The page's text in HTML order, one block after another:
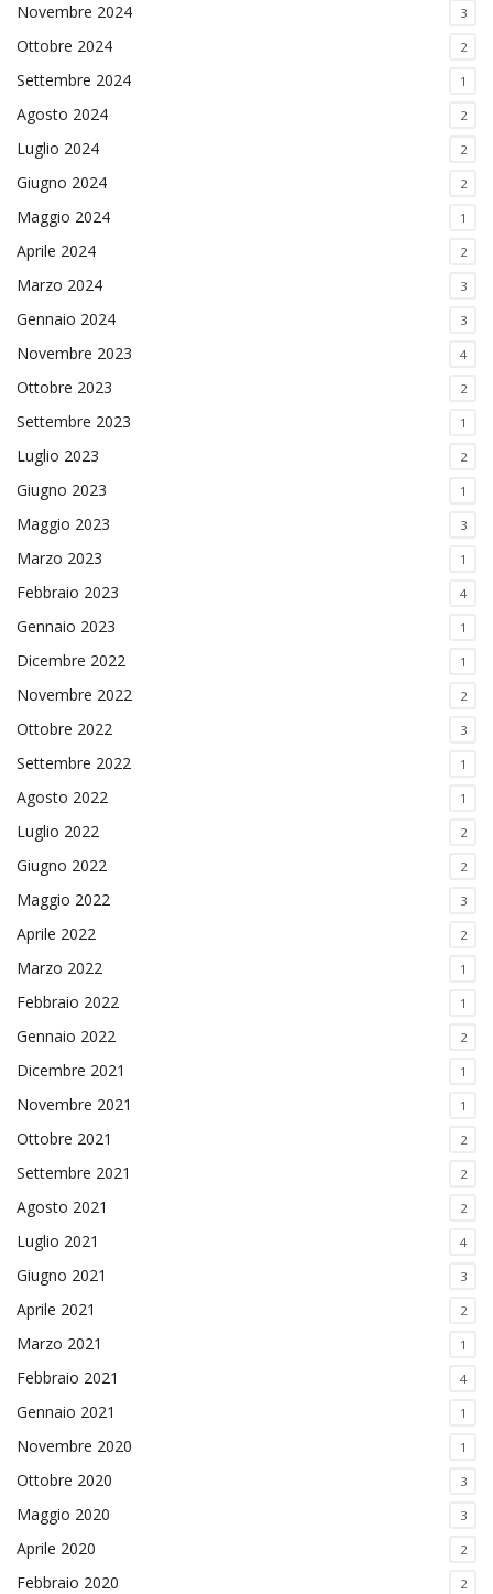
Novembre 2024 3
Ottobre 2024 2
Settembre 2024 1
Agosto 2024 2
Luglio 2024 2
Giugno 2024 2
Maggio 2024 1
Aprile 2024 2
Marzo 2024 3
Gennaio 2024 3
Novembre 2023 4
Ottobre 2023 2
Settembre 2023 1
Luglio 2023 2
Giugno 2023 1
Maggio 2023 3
Marzo 2023 1
Febbraio 2023 4
Gennaio 2023 1
Dicembre 2022 1
Novembre 2022 2
Ottobre 2022 3
Settembre 2022 1
Agosto 2022 1
Luglio 2022 2
Giugno 2022 2
Maggio 2022 3
Aprile 2022 2
Marzo 2022 1
Febbraio 2022 1
Gennaio 2022 2
Dicembre 2021 1
Novembre 2021 1
Ottobre 2021 2
Settembre 2021 2
Agosto 2021 2
Luglio 2021 4
Giugno 2021 3
Aprile 2021 2
Marzo 2021 1
Febbraio 2021 4
Gennaio 2021 1
Novembre 2020 1
Ottobre 2020 3
Maggio 2020 3
Aprile 2020 2
Febbraio 2020 2